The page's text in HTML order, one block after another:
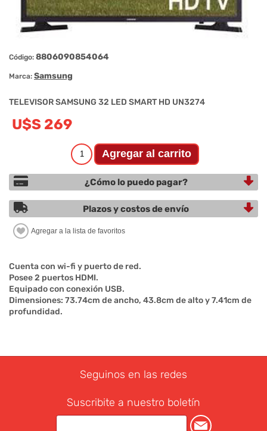
Código: 8806090854064
Marca: Samsung
TELEVISOR SAMSUNG 32 LED SMART HD UN3274
U$S 269
¿Cómo lo puedo pagar?
Plazos y costos de envío
Cuenta con wi-fi y puerto de red.
Posee 2 puertos HDMI.
Equipado con conexión USB.
Dimensiones: 73.74cm de ancho, 43.8cm de alto y 7.41cm de
profundidad.
Seguinos en las redes
Suscribite a nuestro boletín